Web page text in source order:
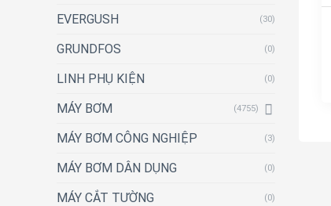
EVERGUSH (30)
GRUNDFOS (0)
LINH PHỤ KIỆN (0)
MÁY BƠM (4755)
MÁY BƠM CÔNG NGHIỆP (3)
MÁY BƠM DÂN DỤNG (0)
MÁY CẮT TƯỜNG (0)